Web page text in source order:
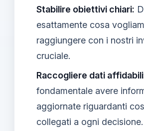
Stabilire obiettivi chiari:
esattamente cosa
raggiungere con i nostri
cruciale.
Raccogliere dati
fondamentale avere
aggiornate riguardanti
collegati a ogni decisione.